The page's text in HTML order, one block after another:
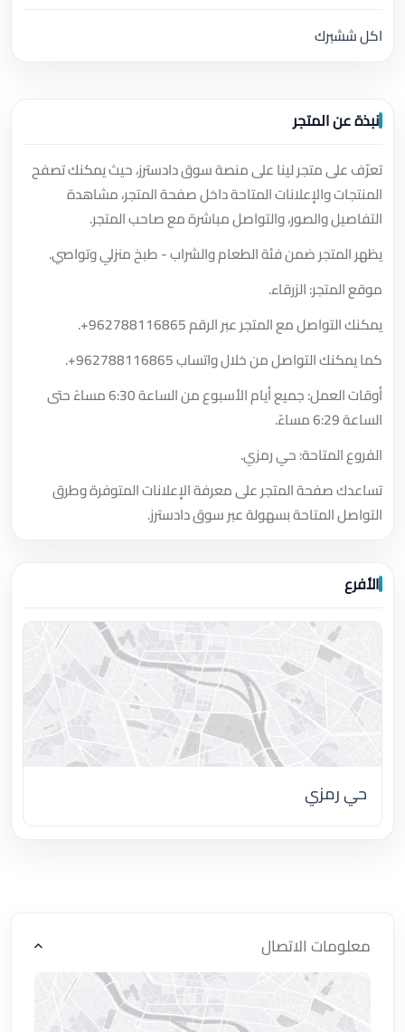
اكل ششبرك
نبذة عن المتجر
تعرّف على متجر لينا على منصة سوق دادسترز، حيث يمكنك تصفح
المنتجات والإعلانات المتاحة داخل صفحة المتجر، مشاهدة
التفاصيل والصور، والتواصل مباشرة مع صاحب المتجر.
يظهر المتجر ضمن فئة الطعام والشراب - طبخ منزلي وتواصي.
موقع المتجر: الزرقاء.
يمكنك التواصل مع المتجر عبر الرقم+962788116865
.
كما يمكنك التواصل من خلال واتساب+962788116865
.
أوقات العمل: جميع أيام الأسبوع من الساعة 6:30 مساءً حتى
الساعة 6:29 مساءً.
الفروع المتاحة: حي رمزي.
تساعدك صفحة المتجر على معرفة الإعلانات المتوفرة وطرق
التواصل المتاحة بسهولة عبر سوق دادسترز.
الأفرع
حي رمزي
معلومات الاتصال